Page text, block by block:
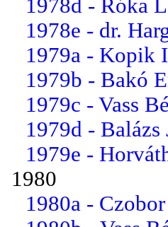
1978d - Róka
1978e - dr.
1979a - Kopik
1979b - Bakó
1979c - Vass
1979d - Balázs
1979e -
1980
1980a -